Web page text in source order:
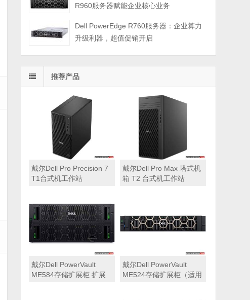
R960服务器赋能企业核心业务
Dell PowerEdge R760服务器：企业算力
升级利器，超值促销开启
推荐产品
戴尔Dell Pro Precision 7
T1台式机工作站
戴尔Dell Pro Max 塔式机
箱 T2 台式机工作站
戴尔Dell PowerVault
ME584存储扩展柜 扩展
戴尔Dell PowerVault
ME524存储扩展柜（适用